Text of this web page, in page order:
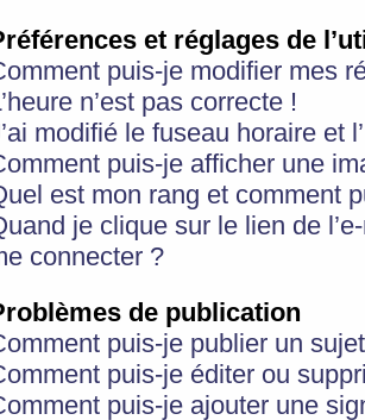
et réglages de
puis-je modifier mes
n’est pas correcte !
modifié le fuseau horaire et
puis-je afficher une
est mon rang et comment
je clique sur le lien de
connecter ?
de publication
puis-je publier un
puis-je éditer ou
puis-je ajouter une